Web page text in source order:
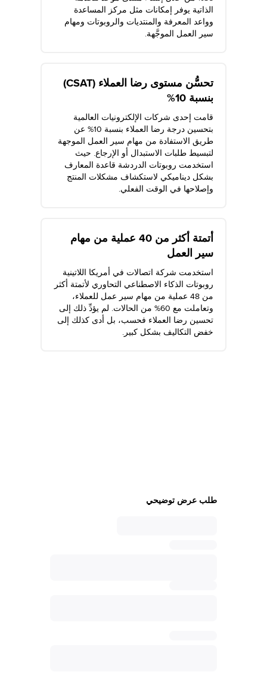
الذاتية يوفر إمكانات مثل مركز المساعدة
وواعد المعرفة والمنتديات والروبوتات ومهام
سير العمل الموجَّهة.
تحسُّن مستوى رضا العملاء (CSAT)
بنسبة 10%
قامت إحدى شركات الإلكترونيات العالمية
بتحسين درجة رضا العملاء بنسبة 10% عن
طريق الاستفادة من مهام سير العمل الموجهة
لتبسيط طلبات الاستبدال أو الإرجاع. حيث
استخدمت روبوتات الدردشة قاعدة المعارف
بشكل ديناميكي لاستكشاف مشكلات المنتج
وإصلاحها في الوقت الفعلي.
أتمتة أكثر من 40 عملية من مهام
سير العمل
استخدمت شركة اتصالات في أمريكا اللاتينية
روبوتات الذكاء الاصطناعي التحاوري لأتمتة أكثر
من 48 عملية من مهام سير عمل للعملاء،
وتعاملت مع 60% من الحالات. لم يؤدِّ ذلك إلى
تحسين رضا العملاء فحسب، بل أدى كذلك إلى
خفض التكاليف بشكل كبير.
طلب عرض توضيحي